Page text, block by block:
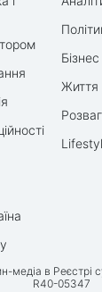
Бізнес
Життя
медіа в Реєстрі
R40-05347